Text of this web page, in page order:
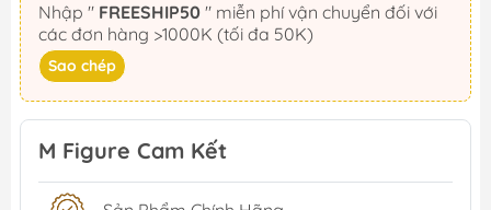
Nhập " FREESHIP50
các đơn hàng >1000K (tối đa 50K)
Sao chép
M Figure Cam Kết